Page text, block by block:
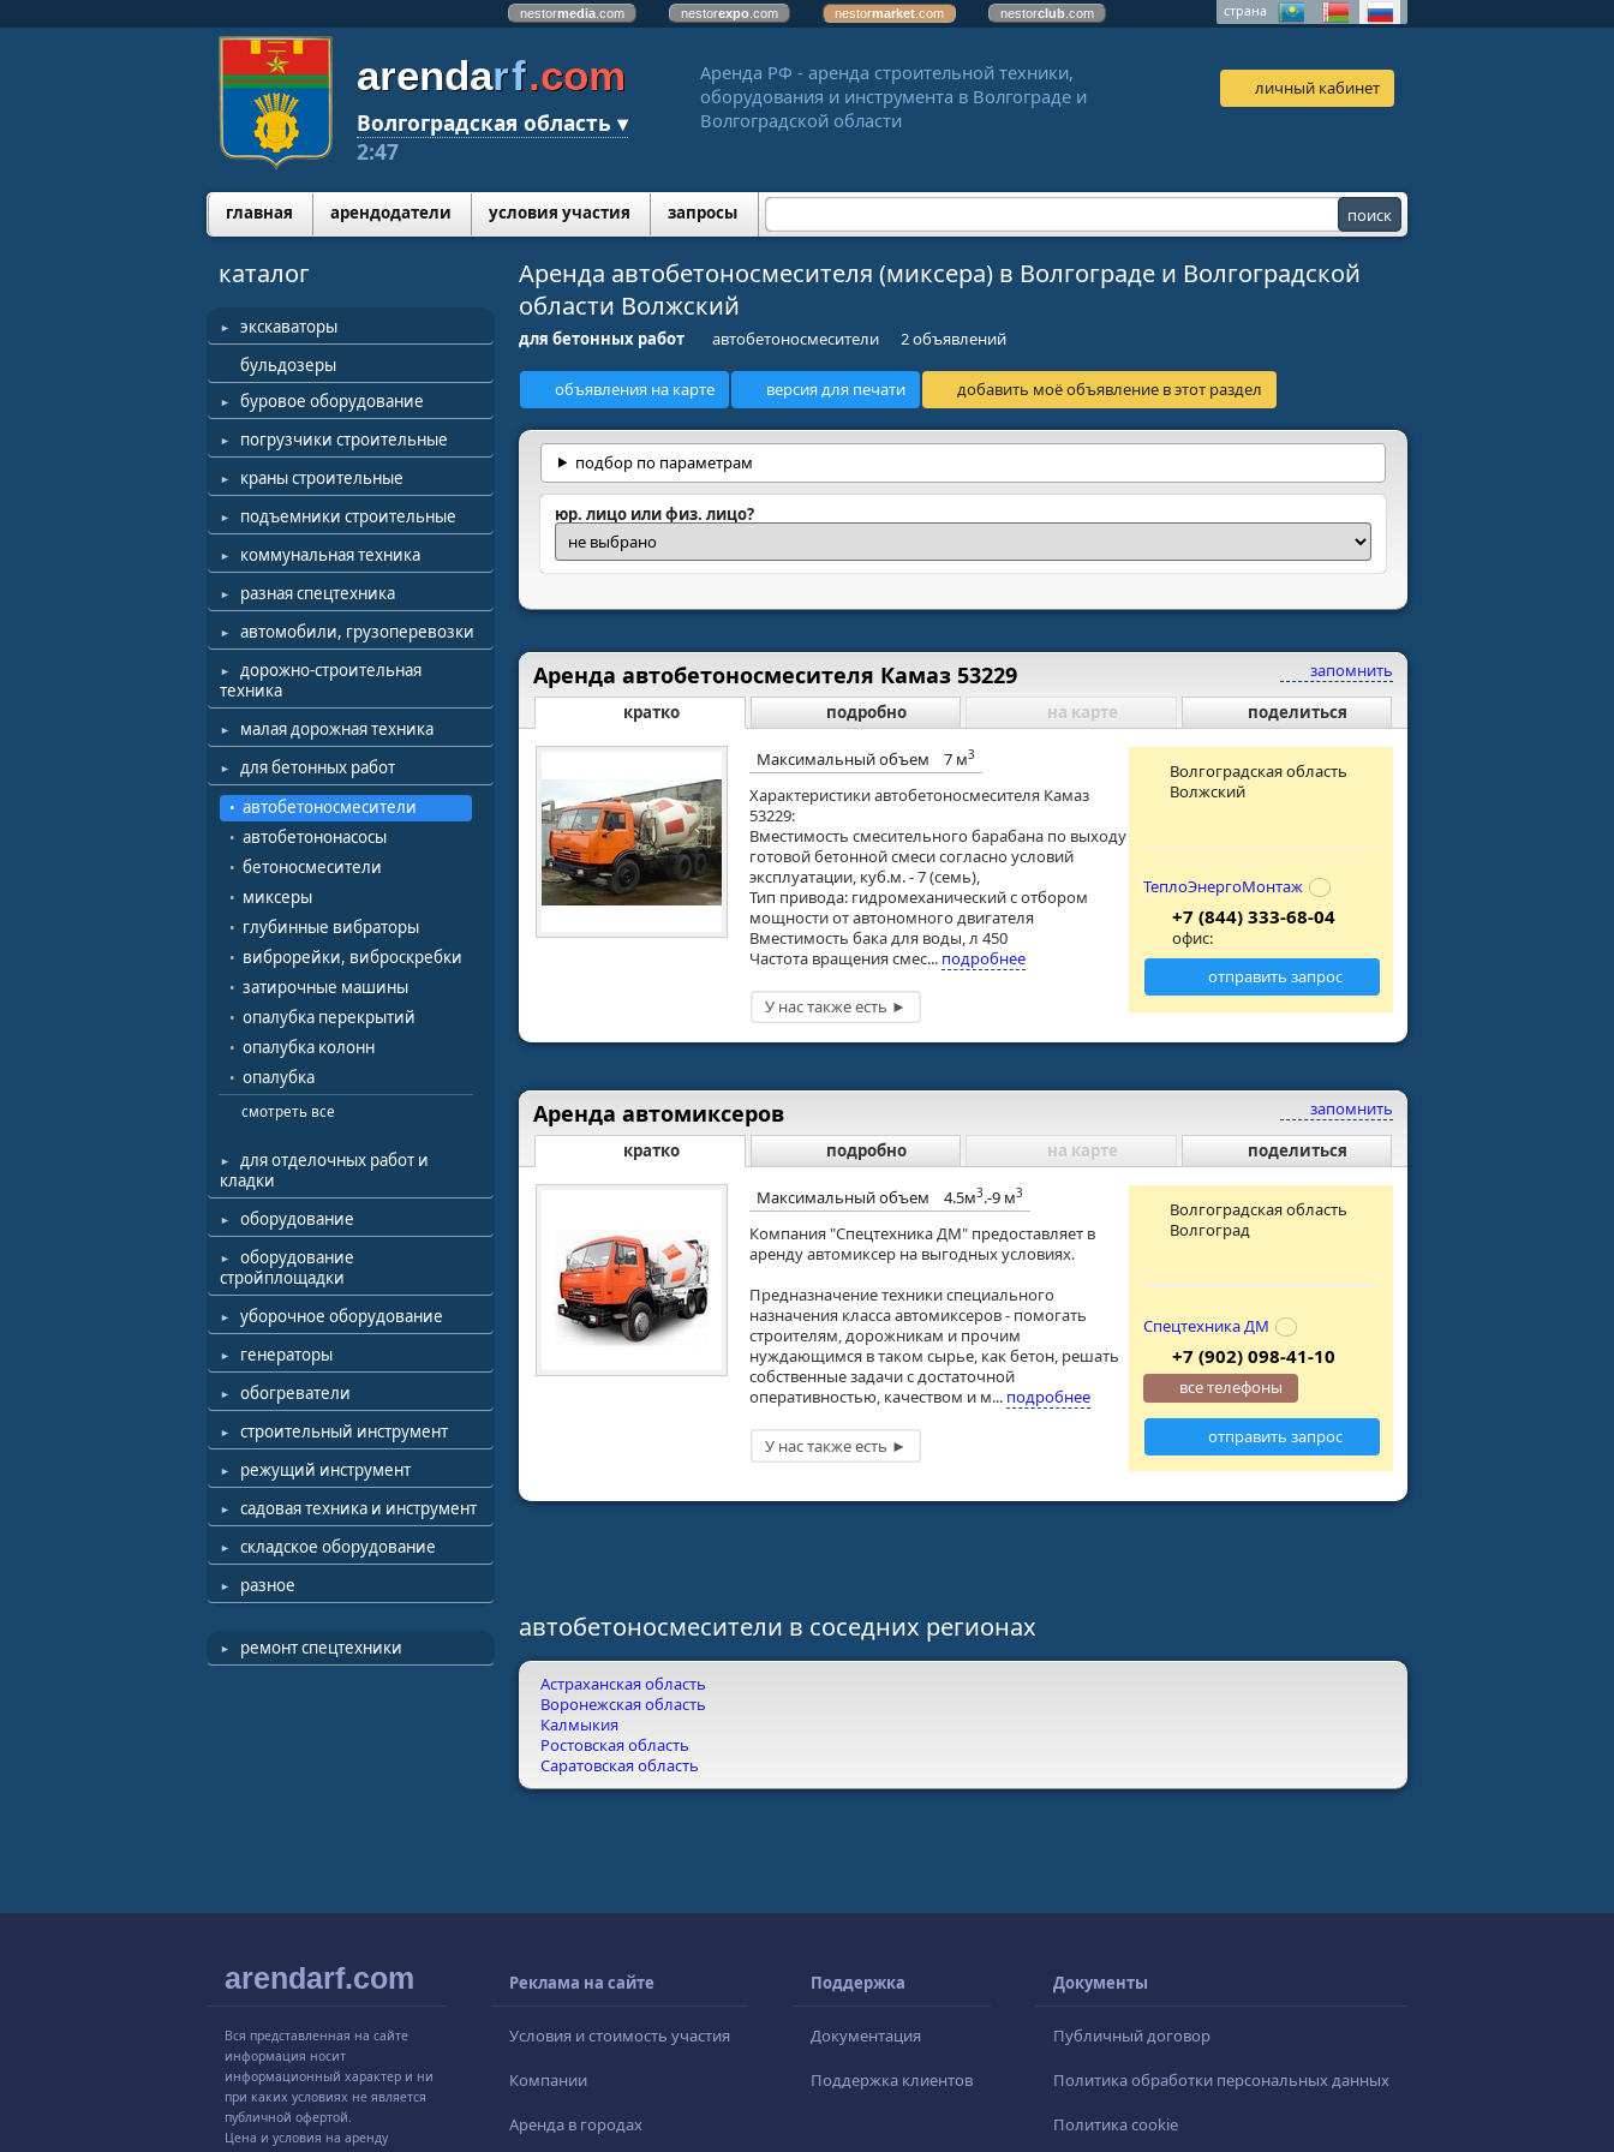
nestormedia .com nestorexpo .com nestormarket .com nestorclub .com страна
arendarf.com
Волгоградская область ▾
2:47
Аренда РФ - аренда строительной техники,
оборудования и инструмента в Волгограде и
Волгоградской области
личный кабинет
главная арендодатели условия участия запросы
каталог
экскаваторы
бульдозеры
буровое оборудование
погрузчики строительные
краны строительные
подъемники строительные
коммунальная техника
разная спецтехника
автомобили, грузоперевозки
дорожно-строительная
техника
малая дорожная техника
для бетонных работ
автобетоносмесители
автобетононасосы
бетоносмесители
миксеры
глубинные вибраторы
виброрейки, виброскребки
затирочные машины
опалубка перекрытий
опалубка колонн
опалубка
смотреть все
для отделочных работ и
кладки
оборудование
оборудование
стройплощадки
уборочное оборудование
генераторы
обогреватели
строительный инструмент
режущий инструмент
садовая техника и инструмент
складское оборудование
разное
ремонт спецтехники
Аренда автобетоносмесителя (миксера) в Волгограде и Волгоградской
области Волжский
для бетонных работ автобетоносмесители 2 объявлений
объявления на карте версия для печати добавить моё объявление в этот раздел
подбор по параметрам
юр. лицо или физ. лицо?
запомнить
Аренда автобетоносмесителя Камаз 53229
кратко подробно на карте поделиться
Максимальный объем 7 м3
Характеристики автобетоносмесителя Камаз
53229:
Вместимость смесительного барабана по выходу
готовой бетонной смеси согласно условий
эксплуатации, куб.м. - 7 (семь),
Тип привода: гидромеханический с отбором
мощности от автономного двигателя
Вместимость бака для воды, л 450
Частота вращения смес... подробнее
Волгоградская область
Волжский
ТеплоЭнергоМонтаж
+7 (844) 333-68-04
офис:
отправить запрос
запомнить
Аренда автомиксеров
кратко подробно на карте поделиться
Максимальный объем 4.5м3.-9 м3
Компания "Спецтехника ДМ" предоставляет в
аренду автомиксер на выгодных условиях.
Предназначение техники специального
назначения класса автомиксеров - помогать
строителям, дорожникам и прочим
нуждающимся в таком сырье, как бетон, решать
собственные задачи с достаточной
оперативностью, качеством и м... подробнее
Волгоградская область
Волгоград
Спецтехника ДМ
+7 (902) 098-41-10
все телефоны
отправить запрос
автобетоносмесители в соседних регионах
Астраханская область
Воронежская область
Калмыкия
Ростовская область
Саратовская область
arendarf.com
Вся представленная на сайте
информация носит
информационный характер и ни
при каких условиях не является
публичной офертой.
Цена и условия на аренду
Реклама на сайте
Условия и стоимость участия
Компании
Аренда в городах
Поддержка
Документация
Поддержка клиентов
Документы
Публичный договор
Политика обработки персональных данных
Политика cookie